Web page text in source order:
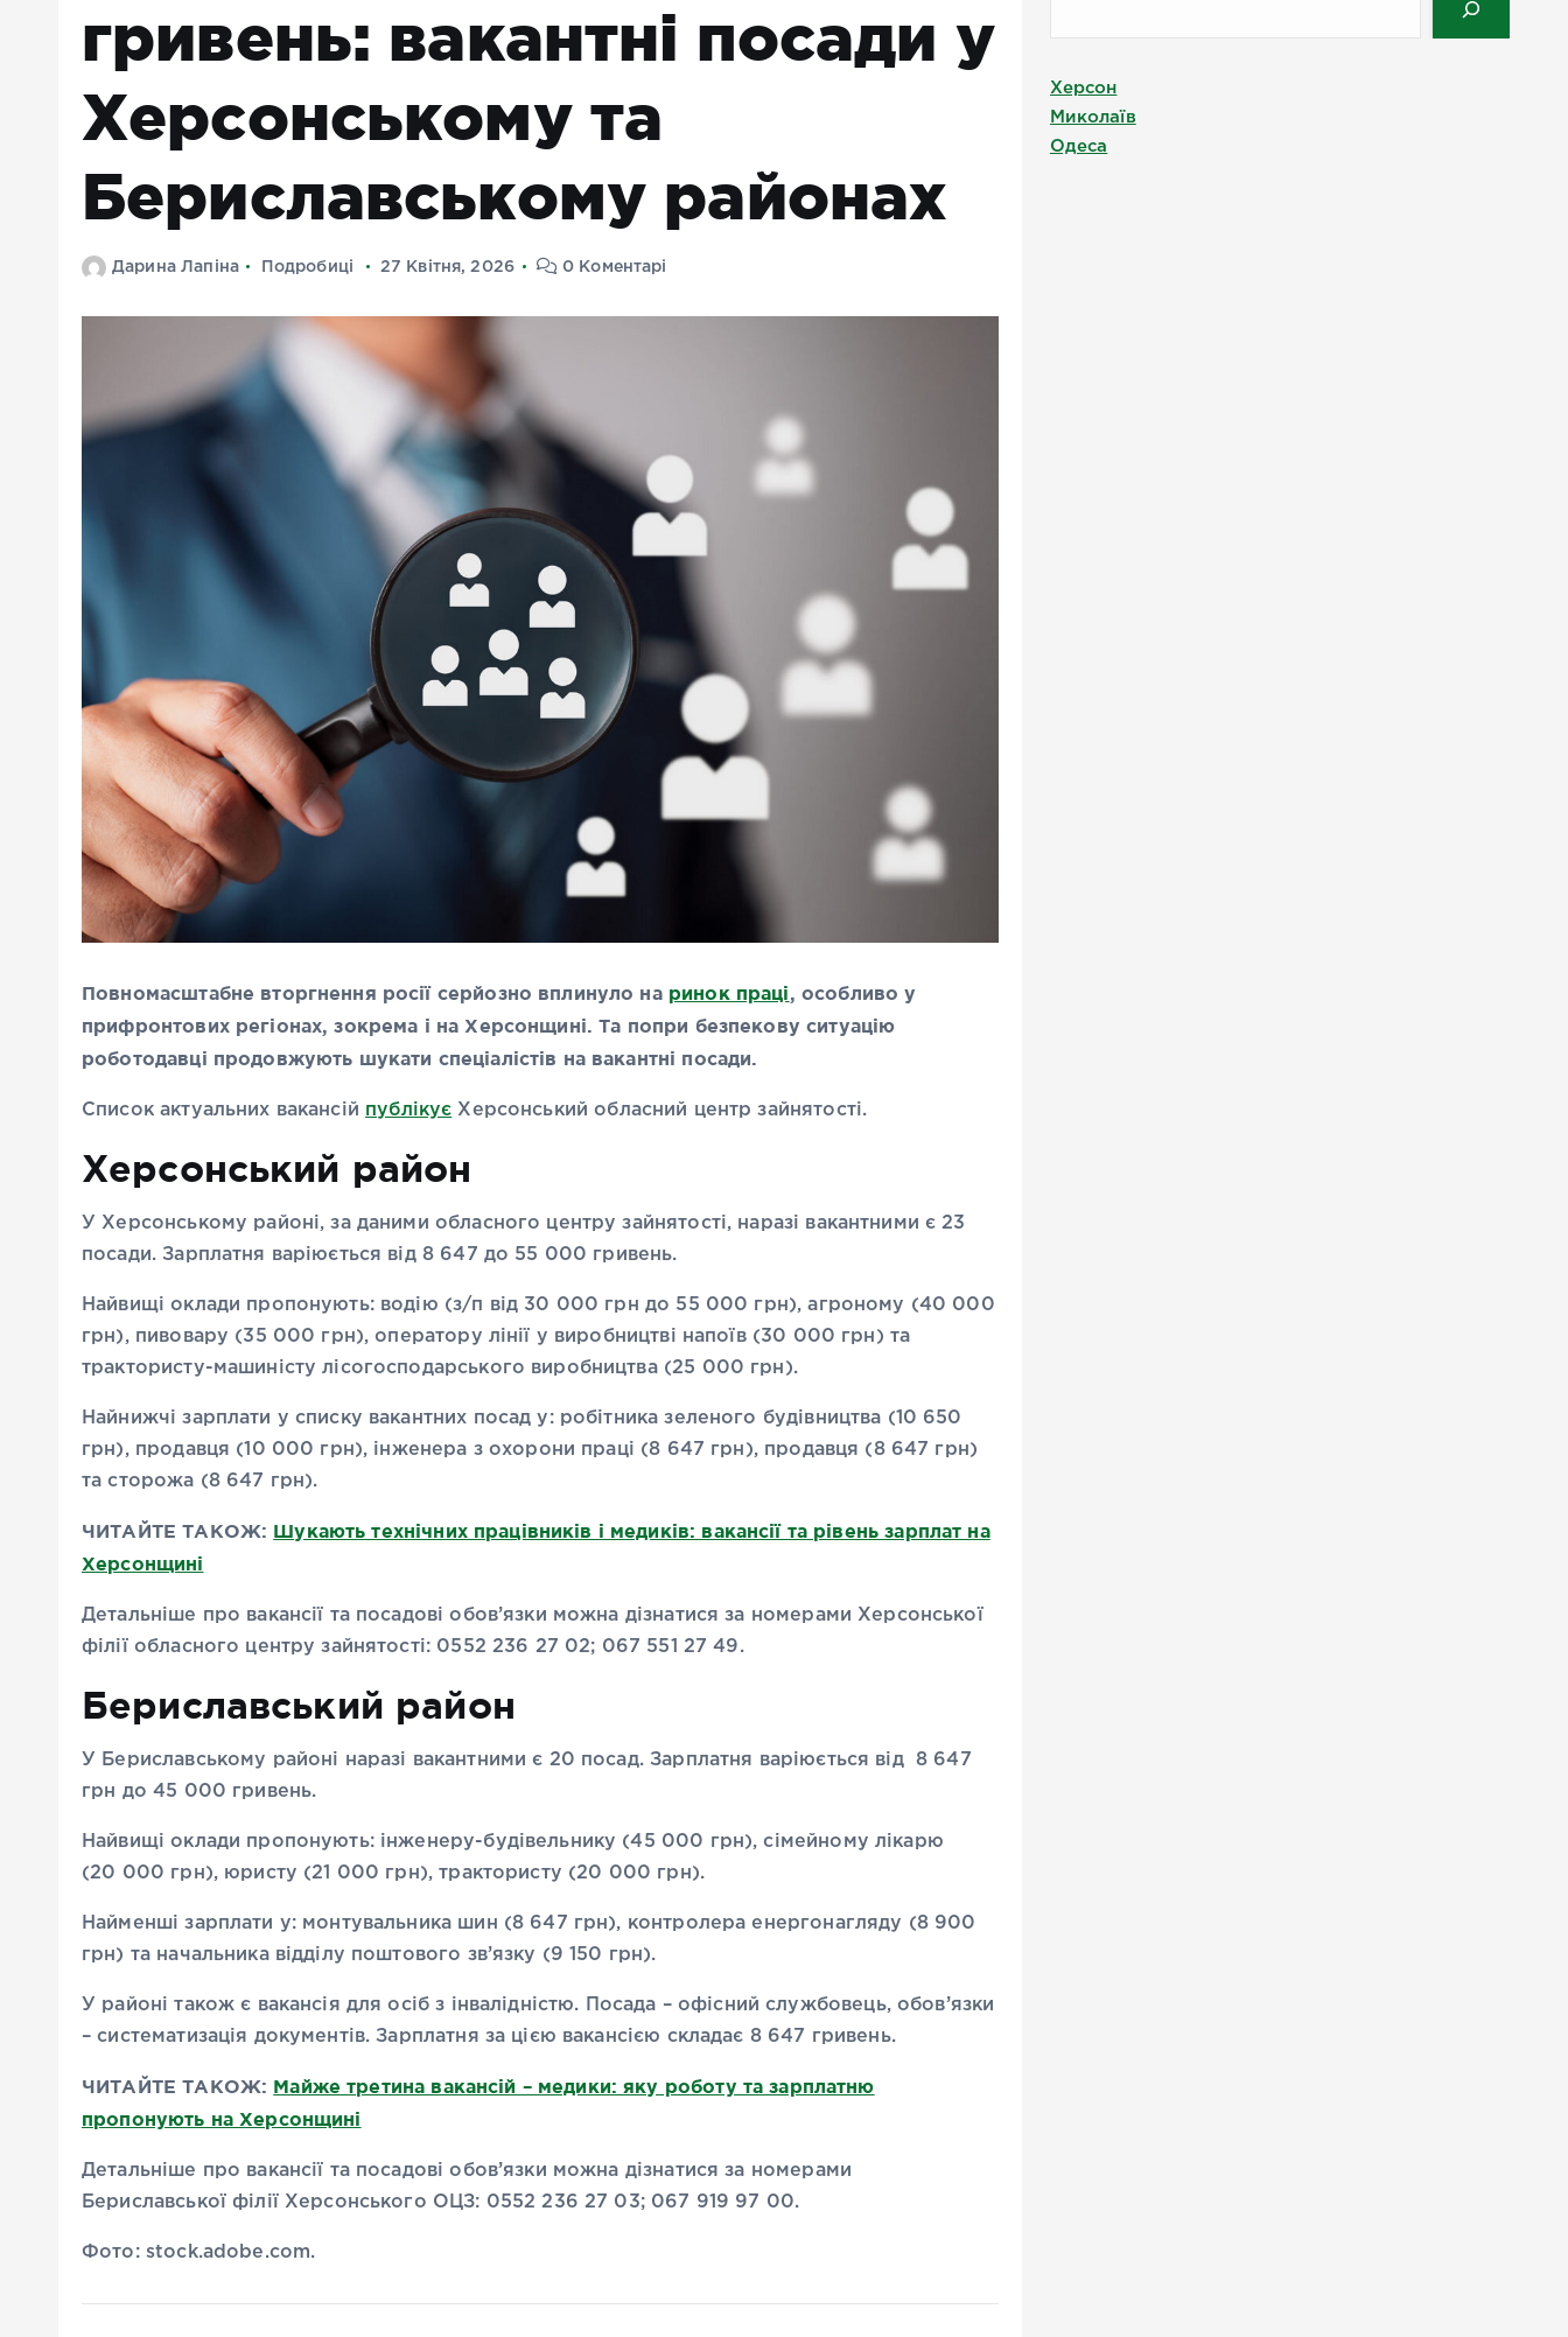
гривень: вакантні посади у
Херсонському та
Бериславському районах
Дарина Лапіна Подробиці 27 Квітня, 2026 0 Коментарі
Повномасштабне вторгнення росії серйозно вплинуло на ринок праці, особливо у
прифронтових регіонах, зокрема і на Херсонщині. Та попри безпекову ситуацію
роботодавці продовжують шукати спеціалістів на вакантні посади.
Список актуальних вакансій публікує Херсонський обласний центр зайнятості.
Херсонський район
У Херсонському районі, за даними обласного центру зайнятості, наразі вакантними є 23
посади. Зарплатня варіюється від 8 647 до 55 000 гривень.
Найвищі оклади пропонують: водію (з/п від 30 000 грн до 55 000 грн), агроному (40 000
грн), пивовару (35 000 грн), оператору лінії у виробництві напоїв (30 000 грн) та
трактористу-машиністу лісогосподарського виробництва (25 000 грн).
Найнижчі зарплати у списку вакантних посад у: робітника зеленого будівництва (10 650
грн), продавця (10 000 грн), інженера з охорони праці (8 647 грн), продавця (8 647 грн)
та сторожа (8 647 грн).
ЧИТАЙТЕ ТАКОЖ: Шукають технічних працівників і медиків: вакансії та рівень зарплат на
Херсонщині
Детальніше про вакансії та посадові обов’язки можна дізнатися за номерами Херсонської
філії обласного центру зайнятості: 0552 236 27 02; 067 551 27 49.
Бериславський район
У Бериславському районі наразі вакантними є 20 посад. Зарплатня варіюється від 8 647
грн до 45 000 гривень.
Найвищі оклади пропонують: інженеру-будівельнику (45 000 грн), сімейному лікарю
(20 000 грн), юристу (21 000 грн), трактористу (20 000 грн).
Найменші зарплати у: монтувальника шин (8 647 грн), контролера енергонагляду (8 900
грн) та начальника відділу поштового зв’язку (9 150 грн).
У районі також є вакансія для осіб з інвалідністю. Посада – офісний службовець, обов’язки
– систематизація документів. Зарплатня за цією вакансією складає 8 647 гривень.
ЧИТАЙТЕ ТАКОЖ: Майже третина вакансій – медики: яку роботу та зарплатню
пропонують на Херсонщині
Детальніше про вакансії та посадові обов’язки можна дізнатися за номерами
Бериславської філії Херсонського ОЦЗ: 0552 236 27 03; 067 919 97 00.
Фото: stock.adobe.com.
Херсон
Миколаїв
Одеса